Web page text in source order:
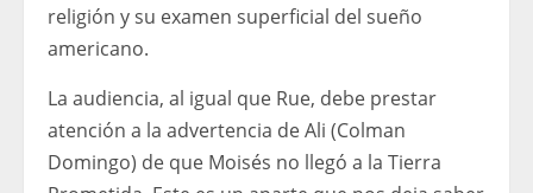
religión y su examen superficial del sueño
americano.
La audiencia, al igual que Rue, debe prestar
atención a la advertencia de Ali (Colman
Domingo) de que Moisés no llegó a la Tierra